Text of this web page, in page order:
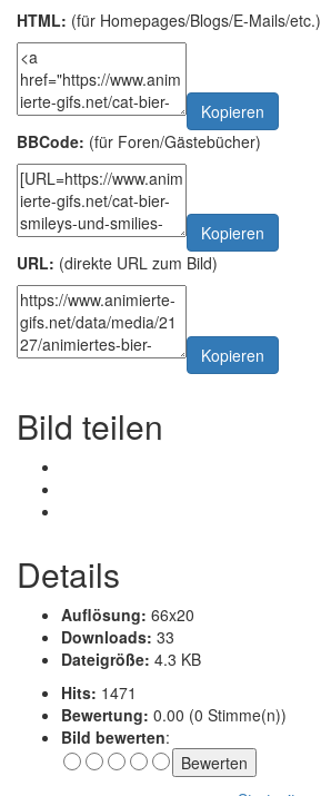
HTML: (für Homepages/Blogs/E-Mails/etc.)
Kopieren
BBCode: (für Foren/Gästebücher)
Kopieren
URL: (direkte URL zum Bild)
Kopieren
Bild teilen
Details
Auflösung: 66x20
Downloads: 33
Dateigröße: 4.3 KB
Hits: 1471
Bewertung: 0.00 (0 Stimme(n))
Bild bewerten: